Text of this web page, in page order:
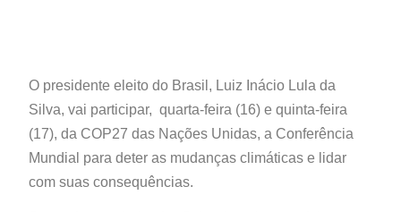
O presidente eleito do Brasil, Luiz Inácio Lula da
Silva, vai participar, quarta-feira (16) e quinta-feira
(17), da COP27 das Nações Unidas, a Conferência
Mundial para deter as mudanças climáticas e lidar
com suas consequências.